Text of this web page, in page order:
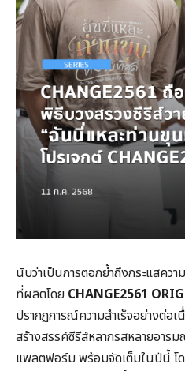
นับว่าเป็นการตอกย้ำถึงกระแสคว
ที่ผลิตโดย CHANGE2561
ปรากฏการณ์ความสำเร็จอย่างต่
สร้างสรรค์ซีรีส์หลากรสหลายอา
แพลตฟอร์ม พร้อมจัดเต็มในปีนี้ โ